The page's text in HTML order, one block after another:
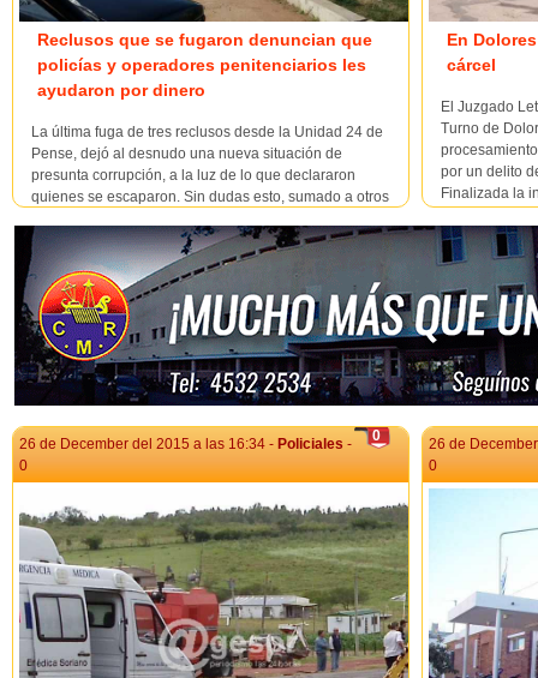
Reclusos que se fugaron denuncian que
policías y operadores penitenciarios les
ayudaron por dinero
La última fuga de tres reclusos desde la Unidad 24 de
Pense, dejó al desnudo una nueva situación de
presunta corrupción, a la luz de lo que declararon
quienes se escaparon. Sin dudas esto, sumado a otros
que llevaba 50 días al frente de la ...
En
cárcel
El Juzgado
Turno de
por un delito
Finalizada la
recupera...
0
26 de December del 2015 a las 16:34 - Policiales -
0
26 de
0